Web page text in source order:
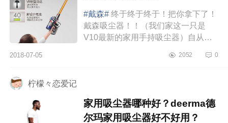
#戴森# 终于终于终于！把你拿下了！
戴森吸尘器！！（我们家这一只是
V10最新的家用手持吸尘器）自从我
我要好好挣钱，可以毫不犹豫得买
2018-07-05 2052 0
柠檬々恋爱记
家用吸尘器哪种好？deerma德
尔玛家用吸尘器好不好用？